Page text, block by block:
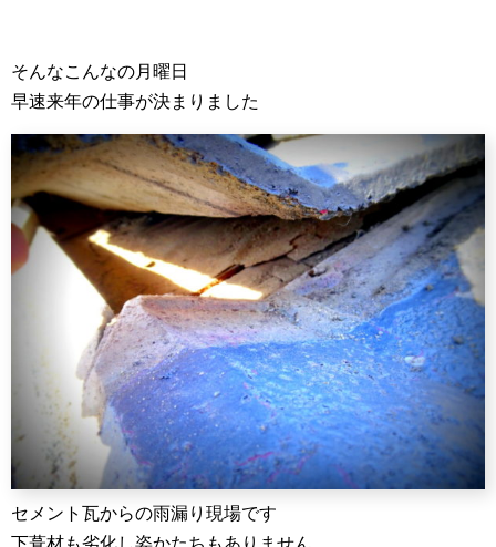
そんなこんなの月曜日
早速来年の仕事が決まりました
セメント瓦からの雨漏り現場です
下葺材も劣化し姿かたちもありません